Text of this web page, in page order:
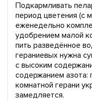
Подкармливать
период цветения (с
еженедельно
удобрением малой
пить разведённое
гераниевых нужна
с высоким
содержанием азота:
комнатной герани
замедляется.